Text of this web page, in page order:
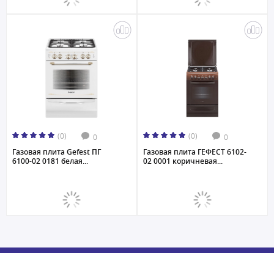
(0) 0
Газовая плита Gefest ПГ
6100-02 0181 белая...
(0) 0
Газовая плита ГЕФЕСТ 6102-
02 0001 коричневая...